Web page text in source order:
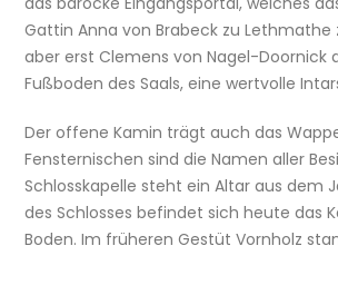
Gattin Anna von Brabeck zu
aber erst Clemens von Nagel-Doornick
Fußboden des Saals, eine wertvolle
Der offene Kamin trägt auch das
Fensternischen sind die Namen aller
Schlosskapelle steht ein Altar aus dem
des Schlosses befindet sich heute das
Boden. Im früheren Gestüt Vornholz